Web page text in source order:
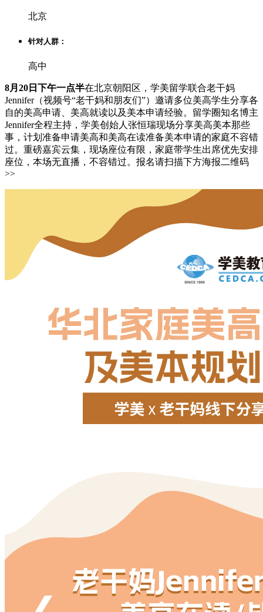
北京
针对人群：
高中
8月20日下午一点半在北京朝阳区，学美留学联合老干妈
Jennifer（视频号“老干妈和朋友们”）邀请多位美高学生分享各
自的美高申请、美高就读以及美本申请经验。留学圈知名博主
Jennifer全程主持，学美创始人张恒瑞现场分享美高美本那些
事，计划准备申请美高和美高在读准备美本申请的家庭不容错
过。重磅嘉宾云集，现场座位有限，家庭带学生出席优先安排
座位，本场无直播，不容错过。报名请扫描下方海报二维码
>>